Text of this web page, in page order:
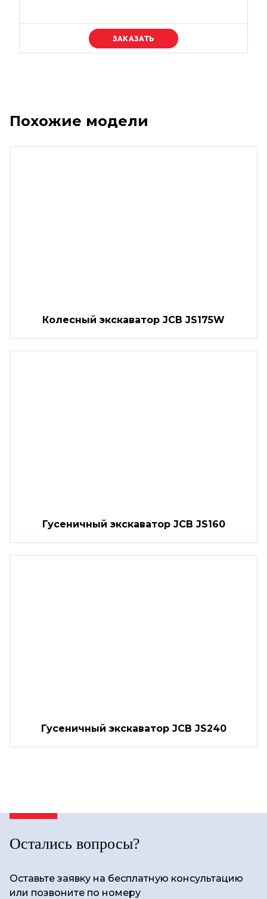
Уточняйте цену
Похожие модели
Колесный экскаватор JCB JS175W
Гусеничный экскаватор JCB JS160
Гусеничный экскаватор JCB JS240
Остались вопросы?
Оставьте заявку на бесплатную консультацию
или позвоните по номеру